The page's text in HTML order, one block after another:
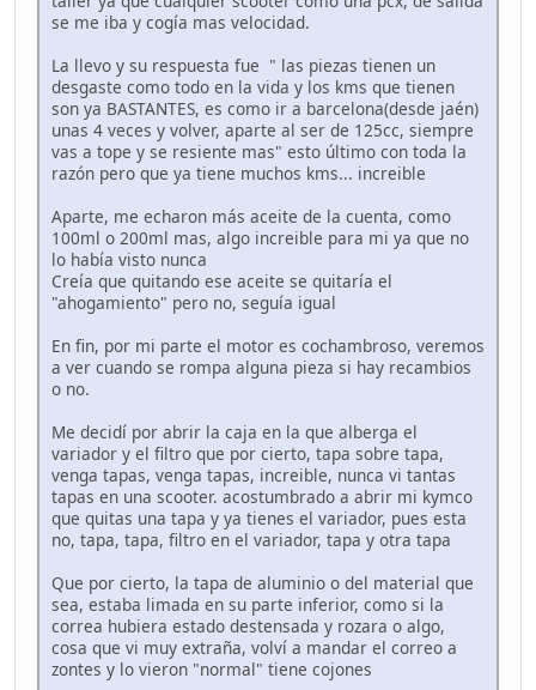
se me iba y cogía mas velocidad.
La llevo y su respuesta fue " las piezas tienen un
desgaste como todo en la vida y los kms que tienen
son ya BASTANTES, es como ir a barcelona(desde jaén)
unas 4 veces y volver, aparte al ser de 125cc, siempre
vas a tope y se resiente mas" esto último con toda la
razón pero que ya tiene muchos kms... increible
Aparte, me echaron más aceite de la cuenta, como
100ml o 200ml mas, algo increible para mi ya que no
lo había visto nunca
Creía que quitando ese aceite se quitaría el
"ahogamiento" pero no, seguía igual
En fin, por mi parte el motor es cochambroso, veremos
a ver cuando se rompa alguna pieza si hay recambios
o no.
Me decidí por abrir la caja en la que alberga el
variador y el filtro que por cierto, tapa sobre tapa,
venga tapas, venga tapas, increible, nunca vi tantas
tapas en una scooter. acostumbrado a abrir mi kymco
que quitas una tapa y ya tienes el variador, pues esta
no, tapa, tapa, filtro en el variador, tapa y otra tapa
Que por cierto, la tapa de aluminio o del material que
sea, estaba limada en su parte inferior, como si la
correa hubiera estado destensada y rozara o algo,
cosa que vi muy extraña, volví a mandar el correo a
zontes y lo vieron "normal" tiene cojones